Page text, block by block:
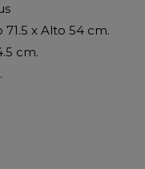
x Alto 54 cm.
cm.